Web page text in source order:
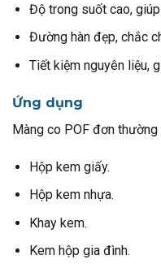
Độ trong suốt cao,
Đường hàn đẹp, chắc
Tiết kiệm nguyên liệu,
Ứng dụng
Màng co POF đơn
Hộp kem giấy.
Hộp kem nhựa.
Khay kem.
Kem hộp gia đình.